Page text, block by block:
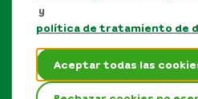
y
política de tratamiento de
Aceptar todas las
Manual de Derechos de
uso sobre los contenidos
Política de protección de
Términos y condiciones del